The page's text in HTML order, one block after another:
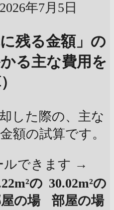
年7月5日
残る金額」の
る主な費用を
した際の、主な
額の試算です。
ルできます →
の
の場
30.02m²の
部屋の場